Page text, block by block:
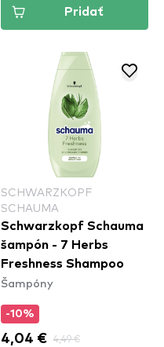
Pridať
SCHWARZKOPF
SCHAUMA
Schwarzkopf Schauma
šampón - 7 Herbs
Freshness Shampoo
Šampóny
-10%
4,04 € 4,49 €